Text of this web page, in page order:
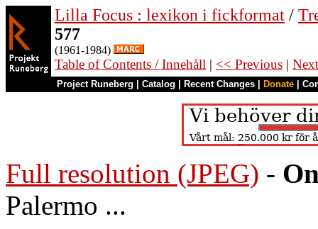
Lilla Focus : lexikon i fickformat /
577
(1961-1984)
Table of Contents / Innehåll | << Previous |
Project Runeberg Catalog Recent Changes Donate
Full resolution (JPEG) -
Palermo ...